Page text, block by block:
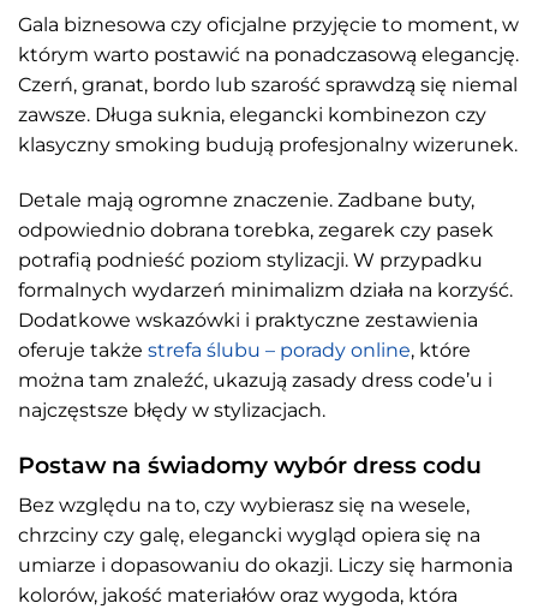
Gala biznesowa czy oficjalne przyjęcie to moment, w
którym warto postawić na ponadczasową elegancję.
Czerń, granat, bordo lub szarość sprawdzą się niemal
zawsze. Długa suknia, elegancki kombinezon czy
klasyczny smoking budują profesjonalny wizerunek.
Detale mają ogromne znaczenie. Zadbane buty,
odpowiednio dobrana torebka, zegarek czy pasek
potrafią podnieść poziom stylizacji. W przypadku
formalnych wydarzeń minimalizm działa na korzyść.
Dodatkowe wskazówki i praktyczne zestawienia
oferuje także strefa ślubu – porady online, które
można tam znaleźć, ukazują zasady dress code’u i
najczęstsze błędy w stylizacjach.
Postaw na świadomy wybór dress codu
Bez względu na to, czy wybierasz się na wesele,
chrzciny czy galę, elegancki wygląd opiera się na
umiarze i dopasowaniu do okazji. Liczy się harmonia
kolorów, jakość materiałów oraz wygoda, która